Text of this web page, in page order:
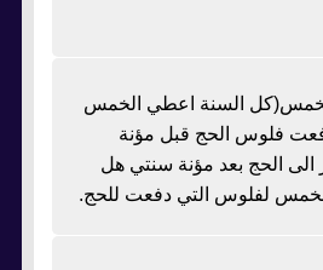
السنة اعطي الخمس
فلوس الحج قبل مؤنة
الحج بعد مؤنة سنتي هل
لفلوس التي دفعت للحج.